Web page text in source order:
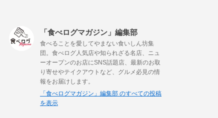
「食べログマガジン」編集部
食べることを愛してやまない食いしん坊集
団。食べログ人気店や知られざる名店、ニュ
ーオープンのお店にSNS話題店、最新のお取
り寄せやテイクアウトなど、グルメ必見の情
報をお届けします。
「食べログマガジン」編集部 のすべての投稿
を表示